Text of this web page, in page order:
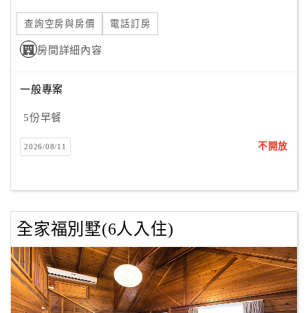
查詢空房與房價 電話訂房
房間詳細內容
一般專案
5份早餐
2026/08/11 不開放
全家福別墅(6人入住)